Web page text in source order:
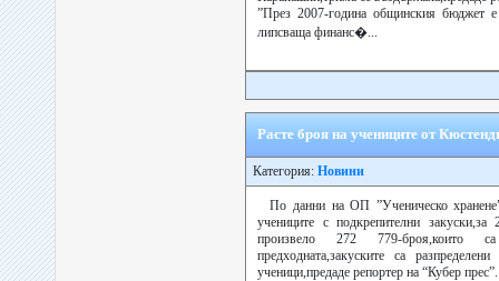
”През 2007-година общинския бюджет
липсваща финанс�...
Расте броя на учениците от
Категория: Новини
По данни на ОП ”Ученическо
учениците с подкрепителни закуски,за
произвелo 272 779-
предходната,закуските са
ученици,предаде репортер на “Кубер прес”.